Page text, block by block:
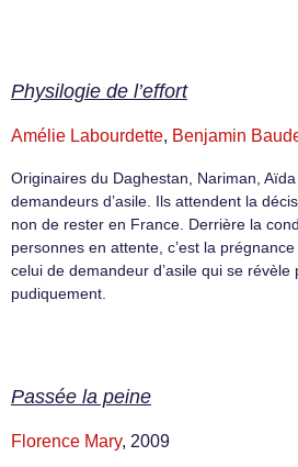
Physilogie de l’effort
Amélie Labourdette, Benjamin
Originaires du Daghestan, Nariman,
demandeurs d’asile. Ils attendent la
non de rester en France. Derrière la
personnes en attente, c’est la
celui de demandeur d’asile qui se révèle
pudiquement.
Passée la peine
Florence Mary, 2009